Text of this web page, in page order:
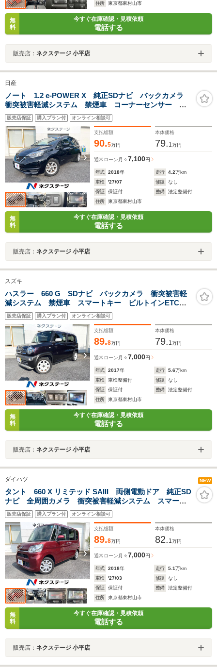
住所
東京都東村山市
無
料
今すぐ在庫確認・見積依頼
電話する
販売店： ネクステージ 小平店
日産
ノート 1.2 e-POWER X 純正SDナビ バックカメラ
衝突被害軽減システム 禁煙車 コーナーセンサー ス
マートキー ETC 純正15インチアルミ 車線逸脱警
報 オートライト オートエアコン Bluetooth CD
販売店保証 購入プラン付 オンライン相談可
支払総額
90.5万円
本体価格
79. 1万円
通常ローン 月々7,100円
年式 2018年 走行 4.2万km
車検
'27/07 修復
なし
保証
保証付 整備
法定整備付
住所
東京都東村山市
無
料
今すぐ在庫確認・見積依頼
電話する
販売店： ネクステージ 小平店
スズキ
ハスラー 660 G SDナビ バックカメラ 衝突被害軽
減システム 禁煙車 スマートキー ビルトインETC
車線逸脱警報 オートエアコン Bluetooth CD DVD
再生 フルセグ
販売店保証 購入プラン付 オンライン相談可
支払総額
89.8万円
本体価格
79. 1万円
通常ローン 月々7,000円
年式 2017年 走行 5.6万km
車検
車検整備付 修復
なし
保証
保証付 整備
法定整備付
住所
東京都東村山市
無
料
今すぐ在庫確認・見積依頼
電話する
販売店： ネクステージ 小平店
ダイハツ NEW
タント 660 X リミテッド SAIII 両側電動ドア 純正SD
ナビ 全周囲カメラ 衝突被害軽減システム スマート
キー オートエアコン Bluetooth CD DVD再生 フ
ルセグ
販売店保証 購入プラン付 オンライン相談可
支払総額
89.8万円
本体価格
82. 1万円
通常ローン 月々7,000円
年式 2018年 走行 5.1万km
車検
'27/03 修復
なし
保証
保証付 整備
法定整備付
住所
東京都東村山市
無
料
今すぐ在庫確認・見積依頼
電話する
販売店： ネクステージ 小平店